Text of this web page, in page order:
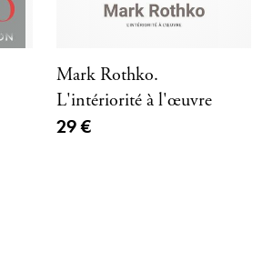
Mark Rothko.
L'intériorité à l'œuvre
Prix ​​actuel
29 €